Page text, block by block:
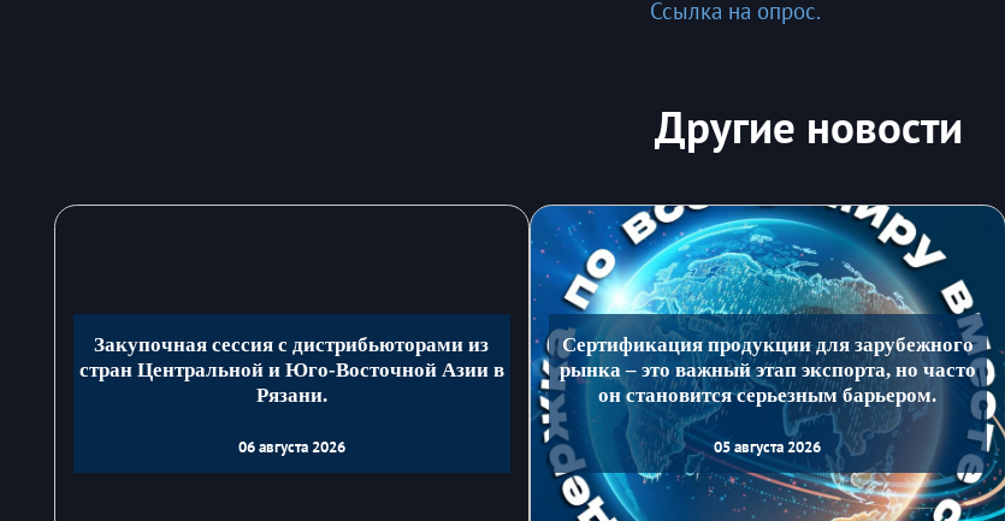
Ссылка на опрос.
Другие новости
Закупочная сессия с дистрибьюторами из
стран Центральной и Юго-Восточной Азии в
Рязани.
06 августа 2026
Сертификация продукции для зарубежного
рынка – это важный этап экспорта, но часто
он становится серьезным барьером.
05 августа 2026